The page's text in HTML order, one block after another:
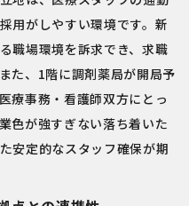
用がしやすい環境です。新
職場環境を訴求でき、求職
た、1階に調剤薬局が開局予
療事務・看護師双方にとっ
色が強すぎない落ち着いた
安定的なスタッフ確保が期